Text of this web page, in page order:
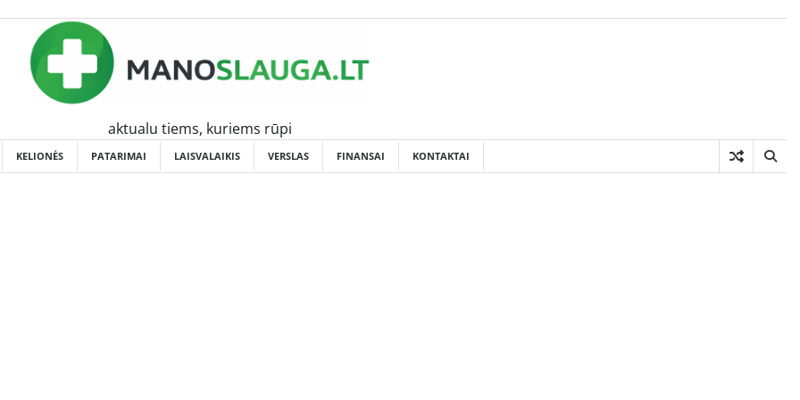
aktualu tiems, kuriems rūpi
KELIONĖS PATARIMAI LAISVALAIKIS VERSLAS FINANSAI KONTAKTAI